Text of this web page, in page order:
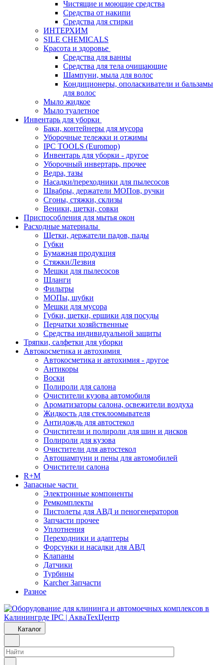
Чистящие и моющие средства
Средства от накипи
Средства для стирки
ИНТЕРХИМ
SILE CHEMICALS
Красота и здоровье
Средства для ванны
Средства для тела очищающие
Шампуни, мыла для волос
Кондиционеры, ополаскиватели и бальзамы
для волос
Мыло жидкое
Мыло туалетное
Инвентарь для уборки
Баки, контейнеры для мусора
Уборочные тележки и отжимы
IPC TOOLS (Euromop)
Инвентарь для уборки - другое
Уборочный инвертарь, прочее
Ведра, тазы
Насадки/переходники для пылесосов
Швабры, держатели МОПов, ручки
Сгоны, стяжки, склизы
Веники, щетки, совки
Приспособления для мытья окон
Расходные материалы
Щетки, держатели падов, пады
Губки
Бумажная продукция
Стяжки/Лезвия
Мешки для пылесосов
Шланги
Фильтры
МОПы, шубки
Мешки для мусора
Губки, щетки, ершики для посуды
Перчатки хозяйственные
Средства индивидуальной защиты
Тряпки, салфетки для уборки
Автокосметика и автохимия
Автокосметика и автохимия - другое
Антикоры
Воски
Полироли для салона
Очистители кузова автомобиля
Ароматизаторы салона, освежители воздуха
Жидкость для стеклоомывателя
Антидождь для автостекол
Очистители и полироли для шин и дисков
Полироли для кузова
Очистители для автостекол
Автошампуни и пены для автомобилей
Очистители салона
R+M
Запасные части
Электронные компоненты
Ремкомплекты
Пистолеты для АВД и пеногенераторов
Запчасти прочее
Уплотнения
Переходники и адаптеры
Форсунки и насадки для АВД
Клапаны
Датчики
Турбины
Karcher Запчасти
Разное
Каталог